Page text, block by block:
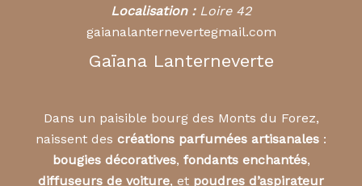
Localisation :Loire 42
gaianalanternevertegmail.com
Gaïana Lanterneverte
Dans un paisible bourg des Monts du Forez,
naissent des créations parfumées artisanales :
bougies décoratives, fondants enchantés,
diffuseurs de voiture, et poudres d’aspirateur